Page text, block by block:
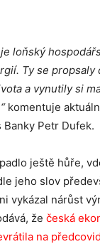
loňský
Ty se propsaly
a vynutily si
komentuje
Petr Dufek.
ještě hůře,
jeho slov
vykázal nárůst
že česká
na